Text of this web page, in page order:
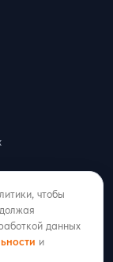
чтобы
данных
и